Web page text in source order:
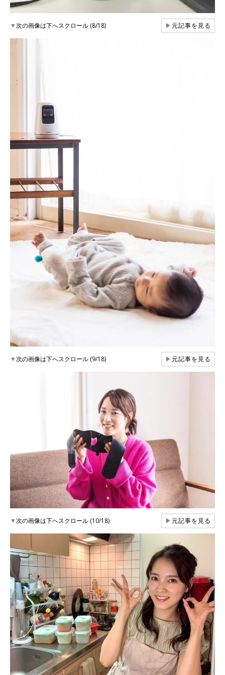
▼次の画像は下へスクロール (8/18) ▶元記事を見る
▼次の画像は下へスクロール (9/18) ▶元記事を見る
▼次の画像は下へスクロール (10/18) ▶元記事を見る